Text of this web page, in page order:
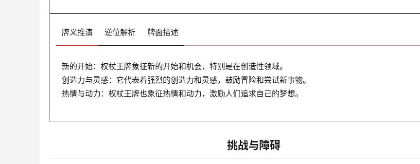
牌义推演 逆位解析 牌面描述
新的开始：权杖王牌象征新的开始和机会，特别是在创造性领域。
创造力与灵感：它代表着强烈的创造力和灵感，鼓励冒险和尝试新事物。
热情与动力：权杖王牌也象征热情和动力，激励人们追求自己的梦想。
挑战与障碍